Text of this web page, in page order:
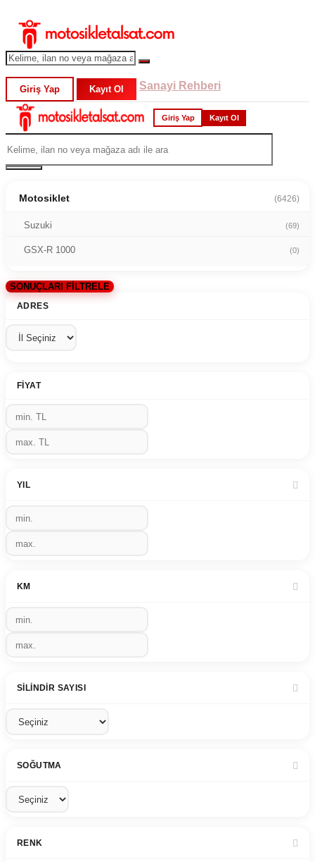
Giriş Yap Kayıt Ol Sanayi Rehberi
Giriş Yap Kayıt Ol
Motosiklet (6426)
Suzuki (69)
GSX-R 1000 (0)
SONUÇLARI FİLTRELE
ADRES
FIYAT
YIL
KM
SILINDIR SAYISI
SOĞUTMA
RENK